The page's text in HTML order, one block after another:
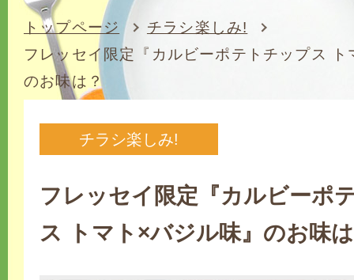
トップページ
チラシ楽しみ!
フレッセイ限定『カルビーポテトチップス
のお味は？
チラシ楽しみ!
フレッセイ限定『カルビーポ
ス トマト×バジル味』のお味